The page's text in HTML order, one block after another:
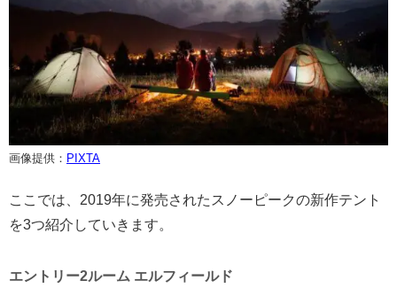
画像提供： PIXTA
ここでは、2019年に発売されたスノーピークの新作テント
を3つ紹介していきます。
エントリー2ルーム エルフィールド